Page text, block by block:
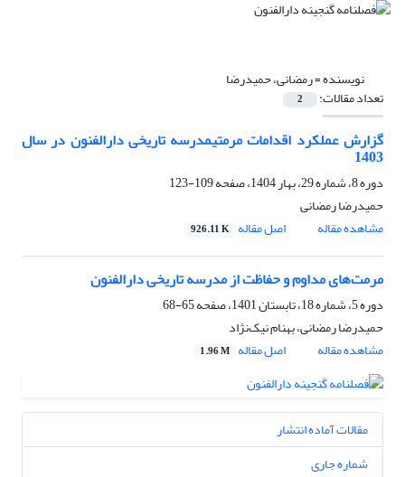
نویسنده =رمضانی، حمیدرضا
تعداد مقالات: 2
گزارش عملکرد اقدامات مرمتیمدرسه تاریخی دارالفنون در سال
1403
دوره 8، شماره 29، بهار 1404، صفحه
109-123
حمیدرضا رمضانی
مشاهده مقاله
اصل مقاله 926.11 K
مرمت‌های مداوم و حفاظت از مدرسه تاریخی دارالفنون
دوره 5، شماره 18، تابستان 1401، صفحه
65-68
حمیدرضا رمضانی، بهنام نیک‌نژاد
مشاهده مقاله
اصل مقاله 1.96 M
مقالات آماده انتشار
شماره جاری